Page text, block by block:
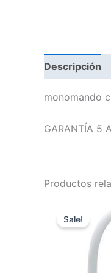
Descripción
monomando
GARANTÍA 5
Productos
Sale!
era: